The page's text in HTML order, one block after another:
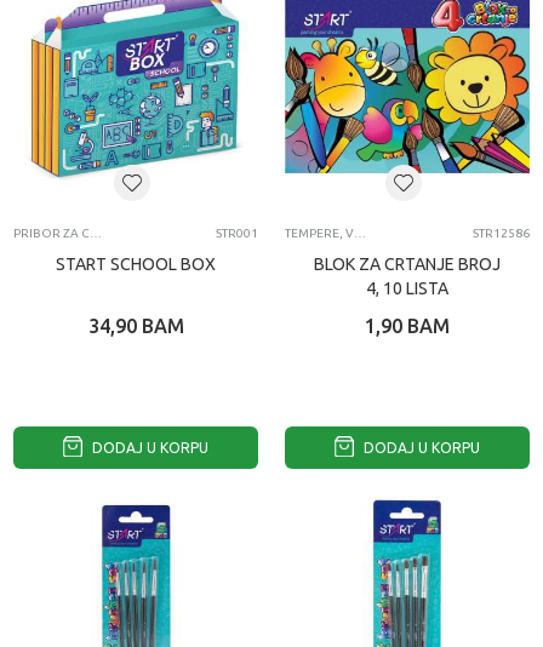
STR001
START SCHOOL BOX
34,90 BAM
DODAJ U KORPU
STR12586
BLOK ZA CRTANJE BROJ
4, 10 LISTA
1,90 BAM
DODAJ U KORPU